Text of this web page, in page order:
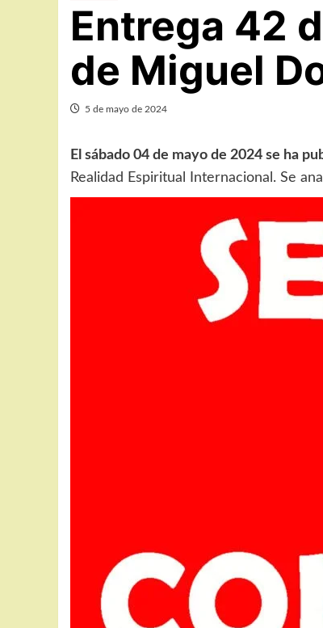
Entrega 42
de Miguel
5 de mayo de 2024
El sábado 04 de mayo de 2024 se ha
Realidad Espiritual Internacional. Se